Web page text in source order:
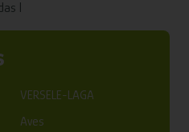
l
VERSELE-LAGA
Aves